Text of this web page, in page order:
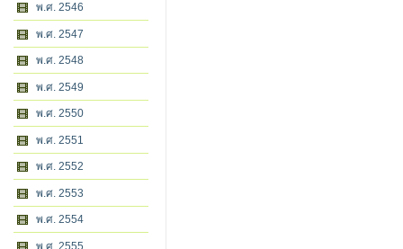
พ.ศ. 2546
พ.ศ. 2547
พ.ศ. 2548
พ.ศ. 2549
พ.ศ. 2550
พ.ศ. 2551
พ.ศ. 2552
พ.ศ. 2553
พ.ศ. 2554
พ.ศ. 2555